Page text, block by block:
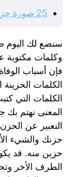
25 صورة حزينة وجديدة
سنضع لك اليوم
وكلمات مكتوبة
فإن أسباب
الكلمات
الكلمات التي
المعنى نهتم بك
التعبير عن
حزنك والشيء
حزين منه. قد
الطرف الأخر